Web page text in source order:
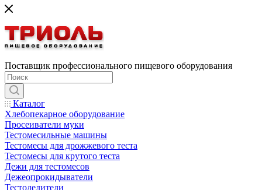
Поставщик профессионального пищевого оборудования
Каталог
Хлебопекарное оборудование
Просеиватели муки
Тестомесильные машины
Тестомесы для дрожжевого теста
Тестомесы для крутого теста
Дежи для тестомесов
Дежеопрокидыватели
Тестоделители